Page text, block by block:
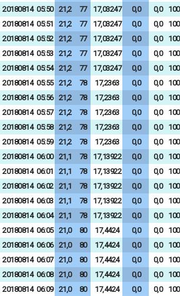
20180814 05:50 21,2 77 17,03247 0,0 0,0
20180814 05:51 21,2 77 17,03247 0,0 0,0
20180814 05:52 21,2 77 17,03247 0,0 0,0
20180814 05:53 21,2 77 17,03247 0,0 0,0
20180814 05:54 21,2 77 17,03247 0,0 0,0
20180814 05:55 21,2 78 17,2363 0,0 0,0
20180814 05:56 21,2 78 17,2363 0,0 0,0
20180814 05:57 21,2 78 17,2363 0,0 0,0
20180814 05:58 21,2 78 17,2363 0,0 0,0
20180814 05:59 21,2 78 17,2363 0,0 0,0
20180814 06:00 21,1 78 17,13922 0,0 0,0
20180814 06:01 21,1 78 17,13922 0,0 0,0
20180814 06:02 21,1 78 17,13922 0,0 0,0
20180814 06:03 21,1 78 17,13922 0,0 0,0
20180814 06:04 21,1 78 17,13922 0,0 0,0
20180814 06:05 21,0 80 17,4424 0,0 0,0
20180814 06:06 21,0 80 17,4424 0,0 0,0
20180814 06:07 21,0 80 17,4424 0,0 0,0
20180814 06:08 21,0 80 17,4424 0,0 0,0
20180814 06:09 21,0 80 17,4424 0,0 0,0